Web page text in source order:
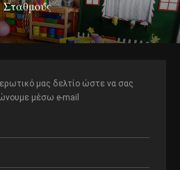
Σταθμούς
μας δελτίο ώστε να σας
μέσω e-mail